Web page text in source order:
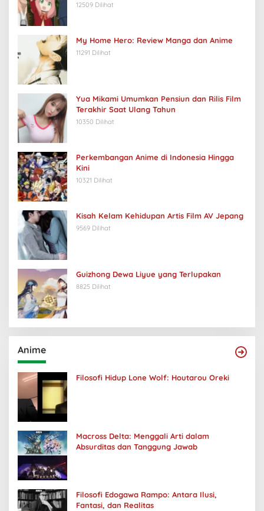
12509 Dilihat
My Home Hero: Review Manga dan Anime
11291 Dilihat
Yua Mikami Umumkan Pensiun dan Rilis Film
Terakhir Saat Ulang Tahun
10350 Dilihat
Perkembangan Anime di Indonesia Hingga
Kini
10321 Dilihat
Kisah Kelam Kehidupan Artis Film AV Jepang
9569 Dilihat
Guizhong Dewa Liyue yang Terlupakan
8825 Dilihat
Anime
Filosofi Hidup Lone Wolf: Houtarou Oreki
Macross Delta: Menggali Arti dalam
Absurditas dan Tanggung Jawab
Filosofi Edogawa Rampo: Antara Ilusi,
Fantasi, dan Realitas